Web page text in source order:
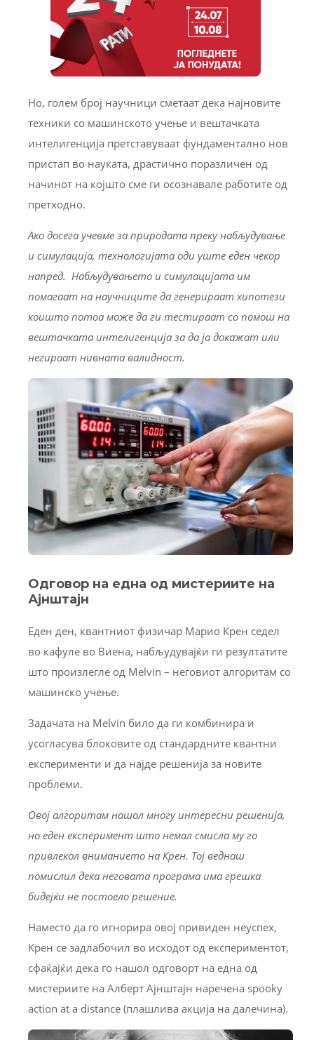
Но, голем број научници сметаат дека најновите
техники со машинското учење и вештачката
интелигенција претставуваат фундаментално нов
пристап во науката, драстично поразличен од
начинот на којшто сме ги осознавале работите од
претходно.
Ако досега учевме за природата преку набљудување
и симулација, технологијата оди уште еден чекор
напред. Набљудувањето и симулацијата им
помагаат на научниците да генерираат хипотези
коишто потоа може да ги тестираат со помош на
вештачката интелигенција за да ја докажат или
негираат нивната валидност.
Одговор на една од мистериите на
Ајнштајн
Еден ден, квантниот физичар Марио Крен седел
во кафуле во Виена, набљудувајќи ги резултатите
што произлегле од Melvin – неговиот алгоритам со
машинско учење.
Задачата на Melvin било да ги комбинира и
усогласува блоковите од стандардните квантни
експерименти и да најде решенија за новите
проблеми.
Овој алгоритам нашол многу интересни решенија,
но еден експеримент што немал смисла му го
привлекол вниманието на Крен. Тој веднаш
помислил дека неговата програма има грешка
бидејќи не постоело решение.
Наместо да го игнорира овој привиден неуспех,
Крен се задлабочил во исходот од експериментот,
сфаќајќи дека го нашол одговорт на една од
мистериите на Алберт Ајнштајн наречена spooky
action at a distance (плашлива акција на далечина).